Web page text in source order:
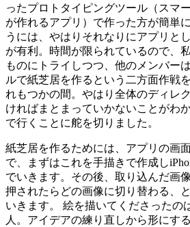
ったプロトタイピングツール（スマ
が作れるアプリ）で作った方が簡単
うには、やはりそれなりにアプリと
が有利。時間が限られているので、
ものにトライしつつ、他のメンバー
ルで紙芝居を作るという二方面作戦
れもつかの間。やはり全体のディレ
ければまとまっていかないことがわ
で行くことに舵を切りました。
紙芝居を作るためには、アプリの画
で、まずはこれを手描きで作成し
でいきます。その後、取り込んだ画
押されたらどの画像に切り替わる、
いきます。 絵を描いてくださったの
人。アイデアの練り直しから形にす